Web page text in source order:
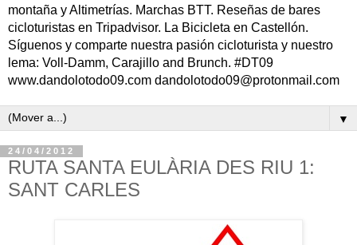
montaña y Altimetrías. Marchas BTT. Reseñas de bares
cicloturistas en Tripadvisor. La Bicicleta en Castellón.
Síguenos y comparte nuestra pasión cicloturista y nuestro
lema: Voll-Damm, Carajillo and Brunch. #DT09
www.dandolotodo09.com dandolotodo09@protonmail.com
▼
24/04/2012
RUTA SANTA EULÀRIA DES RIU 1:
SANT CARLES